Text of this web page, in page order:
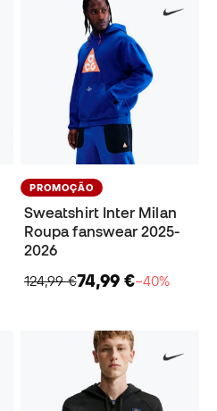
PROMOÇÃO
Sweatshirt Inter Milan
Roupa fanswear 2025-
2026
124,99 €74,99 €−40%